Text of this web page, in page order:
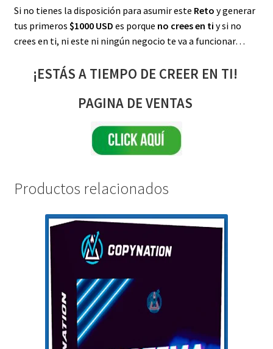
Si no tienes la disposición para asumir este Reto y generar
tus primeros $1000 USD es porque no crees en ti y si no
crees en ti, ni este ni ningún negocio te va a funcionar…
¡ESTÁS A TIEMPO DE CREER EN TI!
PAGINA DE VENTAS
Productos relacionados